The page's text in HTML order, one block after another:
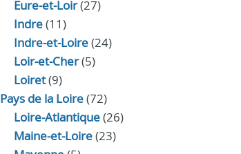
Eure‑et‑Loir(27)
Indre(11)
Indre‑et‑Loire(24)
Loir‑et‑Cher(5)
Loiret(9)
Pays de la Loire(72)
Loire-Atlantique(26)
Maine-et-Loire(23)